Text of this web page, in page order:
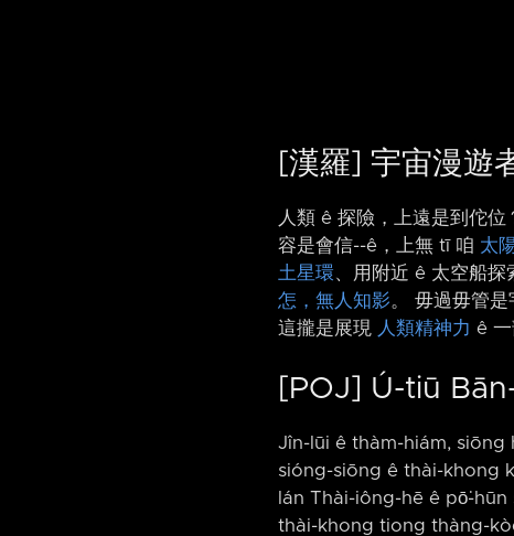
[漢羅] 宇宙漫遊
人類 ê 探險，上遠是到佗位
容是會信-⁠-ê，上無 tī 咱 太
土星環、用附近 ê 太空船探
怎，無人知影。 毋過毋管
這攏是展現
人類精神力 ê
[POJ] Ú-tiū
Jîn-lūi ê thàm-hiám, siōng
sióng-siōng ê thài-khong
lán Thài-iông-hē ê pō͘-
thài-khong tiong thàng-